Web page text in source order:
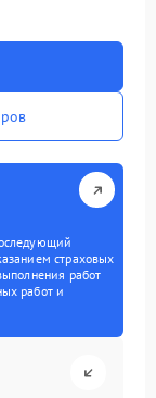
страховых
работ
работ и